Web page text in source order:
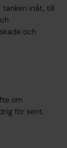
inåt, till
och
om
för sent.